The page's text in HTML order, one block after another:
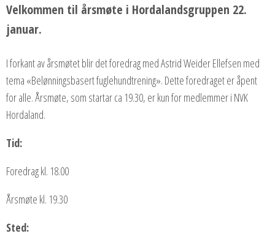
Velkommen til årsmøte i Hordalandsgruppen 22.
januar.
I forkant av årsmøtet blir det foredrag med Astrid Weider Ellefsen med
tema «Belønningsbasert fuglehundtrening». Dette foredraget er åpent
for alle. Årsmøte, som startar ca 19.30, er kun for medlemmer i NVK
Hordaland.
Tid:
Foredrag kl. 18.00
Årsmøte kl. 19.30
Sted: